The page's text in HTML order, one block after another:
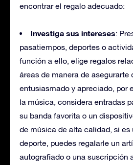
encontrar el regalo adecuado:
Investiga sus intereses:
pasatiempos, deportes o
función a ello, elige regalos
áreas de manera de asegurarte
entusiasmado y apreciado, por
la música, considera entradas
su banda favorita o un
de música de alta calidad, si es
deporte, puedes regalarle un
autografiado o una suscripción